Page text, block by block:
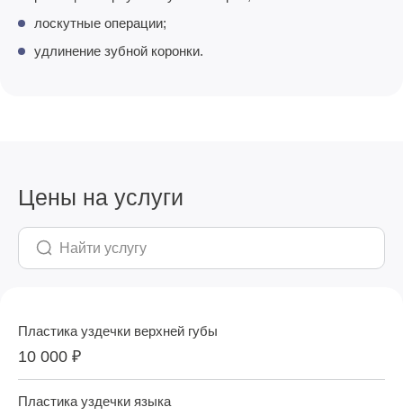
лоскутные операции;
удлинение зубной коронки.
Цены на услуги
Пластика уздечки верхней губы
10 000 ₽
Пластика уздечки языка